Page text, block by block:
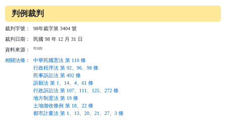
判例裁判
裁判字號：
98年裁字第 3404 號
裁判日期：
民國 98 年 12 月 31 日
資料來源：
司法院
相關法條 ：
中華民國憲法 第 110 條
行政程序法 第 92、96、98 條
民事訴訟法 第 492 條
訴願法 第 1、14、4、61 條
行政訴訟法 第 107、111、125、272 條
地方制度法 第 19 條
土地徵收條例 第 18、22 條
都市計畫法 第 1、13、20、21、27、3 條